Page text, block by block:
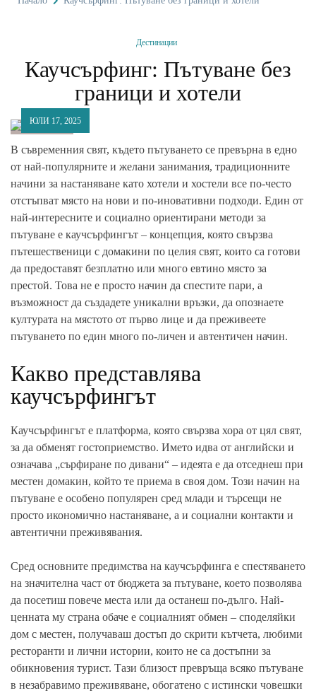
Дестинации
Каучсърфинг: Пътуване без
граници и хотели
ЮЛИ 17, 2025
В съвременния свят, където пътуването се превърна в едно
от най-популярните и желани занимания, традиционните
начини за настаняване като хотели и хостели все по-често
отстъпват място на нови и по-иновативни подходи. Един от
най-интересните и социално ориентирани методи за
пътуване е каучсърфингът – концепция, която свързва
пътешественици с домакини по целия свят, които са готови
да предоставят безплатно или много евтино място за
престой. Това не е просто начин да спестите пари, а
възможност да създадете уникални връзки, да опознаете
културата на мястото от първо лице и да преживеете
пътуването по един много по-личен и автентичен начин.
Какво представлява
каучсърфингът
Каучсърфингът е платформа, която свързва хора от цял свят,
за да обменят гостоприемство. Името идва от английски и
означава „сърфиране по дивани“ – идеята е да отседнеш при
местен домакин, който те приема в своя дом. Този начин на
пътуване е особено популярен сред млади и търсещи не
просто икономично настаняване, а и социални контакти и
автентични преживявания.
Сред основните предимства на каучсърфинга е спестяването
на значителна част от бюджета за пътуване, което позволява
да посетиш повече места или да останеш по-дълго. Най-
ценната му страна обаче е социалният обмен – споделяйки
дом с местен, получаваш достъп до скрити кътчета, любими
ресторанти и лични истории, които не са достъпни за
обикновения турист. Тази близост превръща всяко пътуване
в незабравимо преживяване, обогатено с истински човешки